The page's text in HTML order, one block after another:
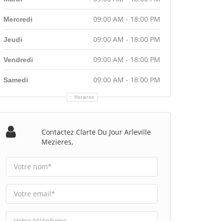
Horaires
Mercredi 09:00 AM - 18:00 PM
Jeudi 09:00 AM - 18:00 PM
Vendredi 09:00 AM - 18:00 PM
Samedi 09:00 AM - 18:00 PM
Contactez Clarte Du Jour Arleville
Mezieres,